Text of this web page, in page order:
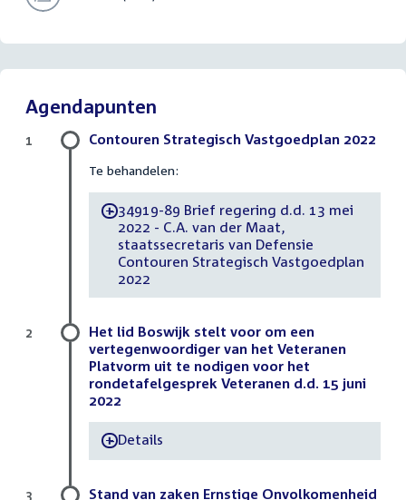
Agendapunten
Contouren Strategisch Vastgoedplan 2022
Te behandelen:
-34919-89 Brief regering d.d. 13 mei
2022 - C.A. van der Maat,
staatssecretaris van Defensie
Contouren Strategisch Vastgoedplan
2022
1
Het lid Boswijk stelt voor om een
vertegenwoordiger van het Veteranen
Platvorm uit te nodigen voor het
rondetafelgesprek Veteranen d.d. 15 juni
2022
-Details
2
Stand van zaken Ernstige Onvolkomenheid
3